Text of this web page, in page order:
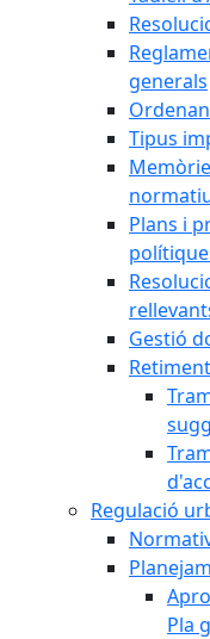
generals
Tipus
Plans i
Gestió
Regulació
Pla